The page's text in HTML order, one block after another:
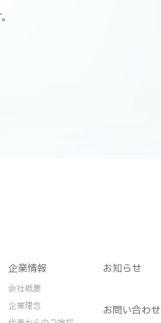
企業情報
会社概要
企業理念
お知らせ
お問い合わせ